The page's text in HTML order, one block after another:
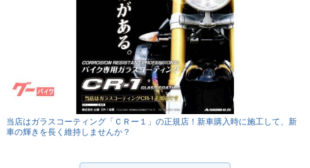
当店はガラスコーティング「ＣＲー１」の正規店！新車購入時に施工して、新
車の輝きを長く維持しませんか？